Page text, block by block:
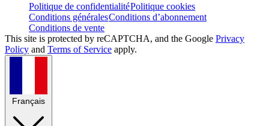
Politique de confidentialitéPolitique cookies
Conditions généralesConditions d’abonnement
Conditions de vente
This site is protected by reCAPTCHA, and the Google Privacy
Policy and Terms of Service apply.
Français